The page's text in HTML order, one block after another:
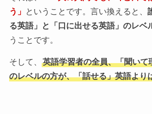
う」 ということです。言い換えると、
る英語」と「口に出せる英語」のレベ
うことです。
そして、
英語学習者の全員、「聞いて
のレベルの方が、「話せる」英語より